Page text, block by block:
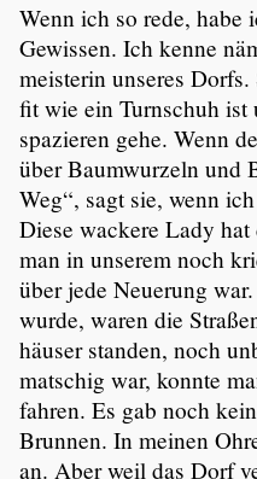
Wenn ich so rede, habe
Gewissen. Ich kenne
meis­terin unseres
fit wie ein Turnschuh ist
spazieren gehe. Wenn
über Baumwur­zeln und
Weg“, sagt sie, wenn
Diese wackere Lady
man in unserem noch
über jede Neuerung
wurde, waren die
häuser standen, noch
matschig war, konnte
fahren. Es gab noch
Brunnen. In meinen
an. Aber weil das Dorf